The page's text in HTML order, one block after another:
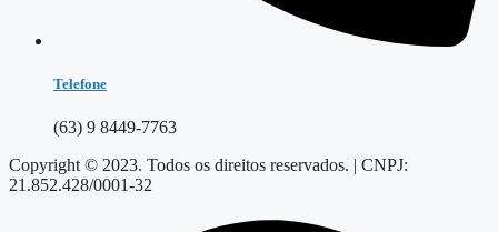
Telefone
(63) 9 8449-7763
Copyright © 2023. Todos os direitos reservados. | CNPJ:
21.852.428/0001-32